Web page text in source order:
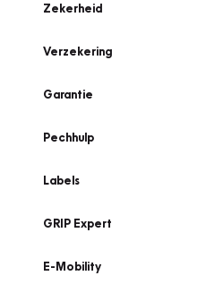
Zekerheid
Verzekering
Garantie
Pechhulp
Labels
GRIP Expert
E-Mobility